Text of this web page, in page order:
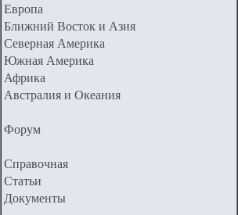
Европа
Ближний Восток и Азия
Северная Америка
Южная Америка
Африка
Австралия и Океания
Форум
Справочная
Статьи
Документы